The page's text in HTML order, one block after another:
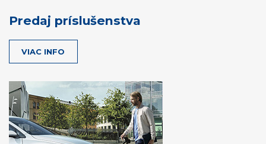
Predaj príslušenstva
VIAC INFO